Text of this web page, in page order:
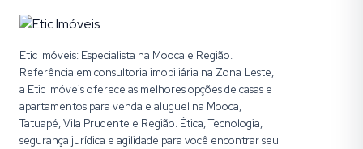
Etic Imóveis: Especialista na Mooca e Região.
Referência em consultoria imobiliária na Zona Leste,
a Etic Imóveis oferece as melhores opções de casas e
apartamentos para venda e aluguel na Mooca,
Tatuapé, Vila Prudente e Região. Ética, Tecnologia,
segurança jurídica e agilidade para você encontrar seu